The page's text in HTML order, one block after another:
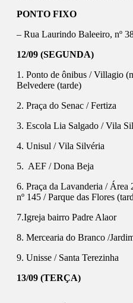
PONTO FIXO
– Rua Laurindo Baleeiro, nº
12/09 (SEGUNDA)
1. Ponto de ônibus / Villagio
Belvedere (tarde)
2. Praça do Senac / Fertiza
3. Escola Lia Salgado / Vila
4. Unisul / Vila Silvéria
5. AEF / Dona Beja
6. Praça da Lavanderia / Área
nº 145 / Parque das Flores
7.Igreja bairro Padre Alaor
8. Mercearia do Branco /
9. Unisse / Santa Terezinha
13/09 (TERÇA)